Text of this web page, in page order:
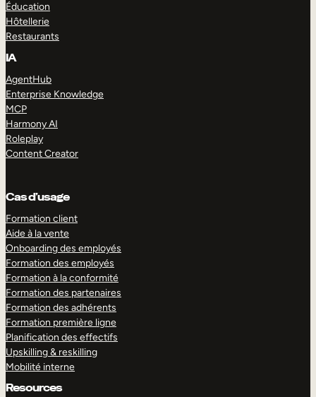
Éducation
Hôtellerie
Restaurants
IA
AgentHub
Enterprise Knowledge
MCP
Harmony AI
Roleplay
Content Creator
Cas d’usage
Formation client
Aide à la vente
Onboarding des employés
Formation des employés
Formation à la conformité
Formation des partenaires
Formation des adhérents
Formation première ligne
Planification des effectifs
Upskilling & reskilling
Mobilité interne
Resources